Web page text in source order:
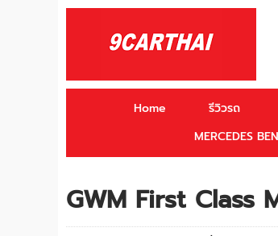
Home รีวิวรถ
MERCEDES
GWM First Class